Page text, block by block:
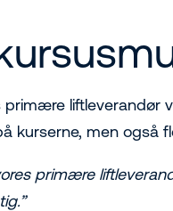
primære liftleverandør
kurserne, men også
primære